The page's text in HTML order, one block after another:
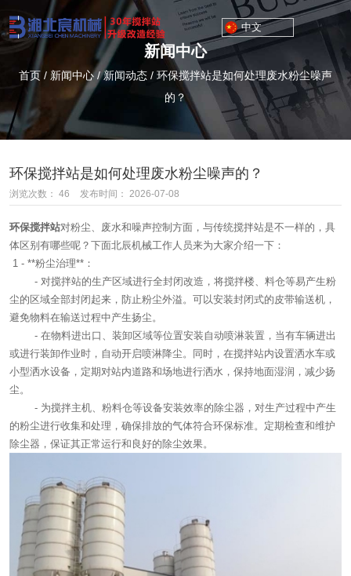
中文
新闻中心
首页 / 新闻中心 /新闻动态 / 环保搅拌站是如何处理废水粉尘噪声
的？
环保搅拌站是如何处理废水粉尘噪声的？
浏览次数： 46 发布时间： 2026-07-08
环保搅拌站对粉尘、废水和噪声控制方面，与传统搅拌站是不一样的，具
体区别有哪些呢？下面北辰机械工作人员来为大家介绍一下：
1 - **粉尘治理**：
- 对搅拌站的生产区域进行全封闭改造，将搅拌楼、料仓等易产生粉
尘的区域全部封闭起来，防止粉尘外溢。可以安装封闭式的皮带输送机，
避免物料在输送过程中产生扬尘。
- 在物料进出口、装卸区域等位置安装自动喷淋装置，当有车辆进出
或进行装卸作业时，自动开启喷淋降尘。同时，在搅拌站内设置洒水车或
小型洒水设备，定期对站内道路和场地进行洒水，保持地面湿润，减少扬
尘。
- 为搅拌主机、粉料仓等设备安装效率的除尘器，对生产过程中产生
的粉尘进行收集和处理，确保排放的气体符合环保标准。定期检查和维护
除尘器，保证其正常运行和良好的除尘效果。